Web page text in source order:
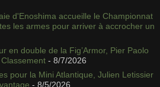
d'Enoshima accueille le Championnat
les armes pour arriver à accrocher un
en double de la Fig’Armor, Pier Paolo
- 8/7/2026
pour la Mini Atlantique, Julien Letissier
- 8/5/2026